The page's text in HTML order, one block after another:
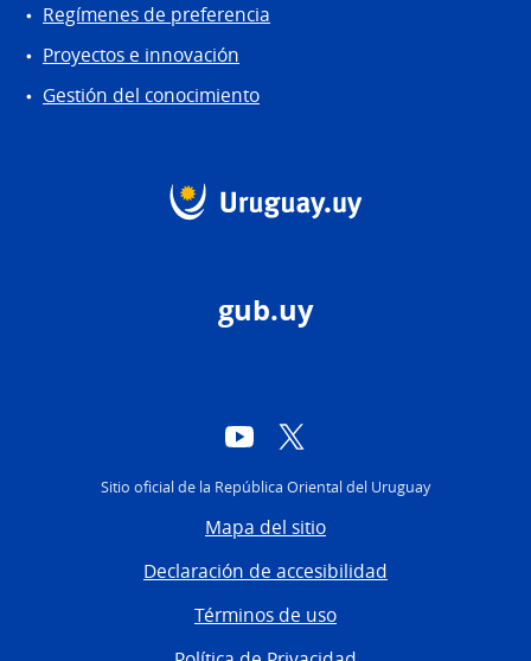
Regímenes de preferencia
Proyectos e innovación
Gestión del conocimiento
gub.uy
YouTube
Sitio oficial de la República Oriental del Uruguay
Mapa del sitio
Declaración de accesibilidad
Términos de uso